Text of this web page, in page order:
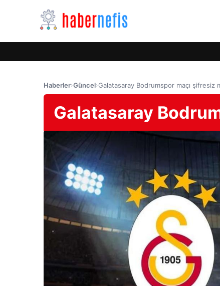
Haberler›Güncel›Galatasaray Bodrumspor maçı şifresiz
Galatasaray